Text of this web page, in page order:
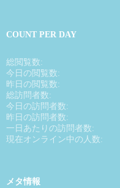
COUNT PER DAY
総閲覧数:
今日の閲覧数:
昨日の閲覧数:
総訪問者数:
今日の訪問者数:
昨日の訪問者数:
一日あたりの訪問者数:
現在オンライン中の人数:
メタ情報